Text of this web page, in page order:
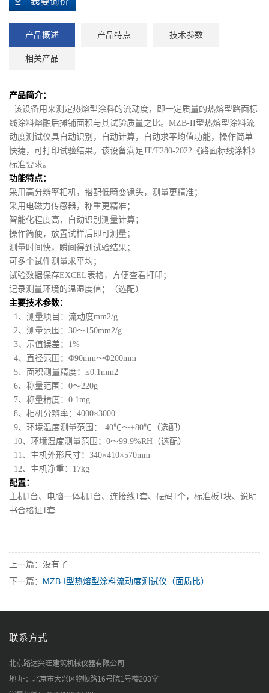
产品概述 产品特点 技术参数
相关产品
产品简介：
该设备用来测定热熔型涂料的流动度，即一定质量的热熔型路面标
线涂料熔融后摊铺面积与其试验质量之比。MZB-II型热熔型涂料流
动度测试仪具自动识别，自动计算，自动求平均值功能，操作简单
快捷，可打印试验结果。该设备满足JT/T280-2022《路面标线涂料》
标准要求。
功能特点：
采用高分辨率相机，搭配低畸变镜头，测量更精准；
采用电磁力传感器，称重更精准；
智能化程度高，自动识别测量计算；
操作简便，放置试样后即可测量；
测量时间快，瞬间得到试验结果；
可多个试件测量求平均；
试验数据保存EXCEL表格，方便查看打印；
记录测量环境的温湿度值；（选配）
主要技术参数：
1、测量项目：流动度mm2/g
2、测量范围：30～150mm2/g
3、示值误差：1%
4、直径范围：Φ90mm～Φ200mm
5、面积测量精度：≤0.1mm2
6、称量范围：0～220g
7、称量精度：0.1mg
8、相机分辨率：4000×3000
9、环境温度测量范围：-40℃～+80℃（选配）
10、环境湿度测量范围：0～99.9%RH（选配）
11、主机外形尺寸：340×410×570mm
12、主机净重：17kg
配置：
主机1台、电脑一体机1台、连接线1套、砝码1个，标准板1块、说明
书合格证1套
上一篇：没有了
下一篇： MZB-I型热熔型涂料流动度测试仪（面质比）
联系方式
北京路达兴旺建筑机械仪器有限公司
地 址：北京市大兴区物顺路16号院1号楼203室